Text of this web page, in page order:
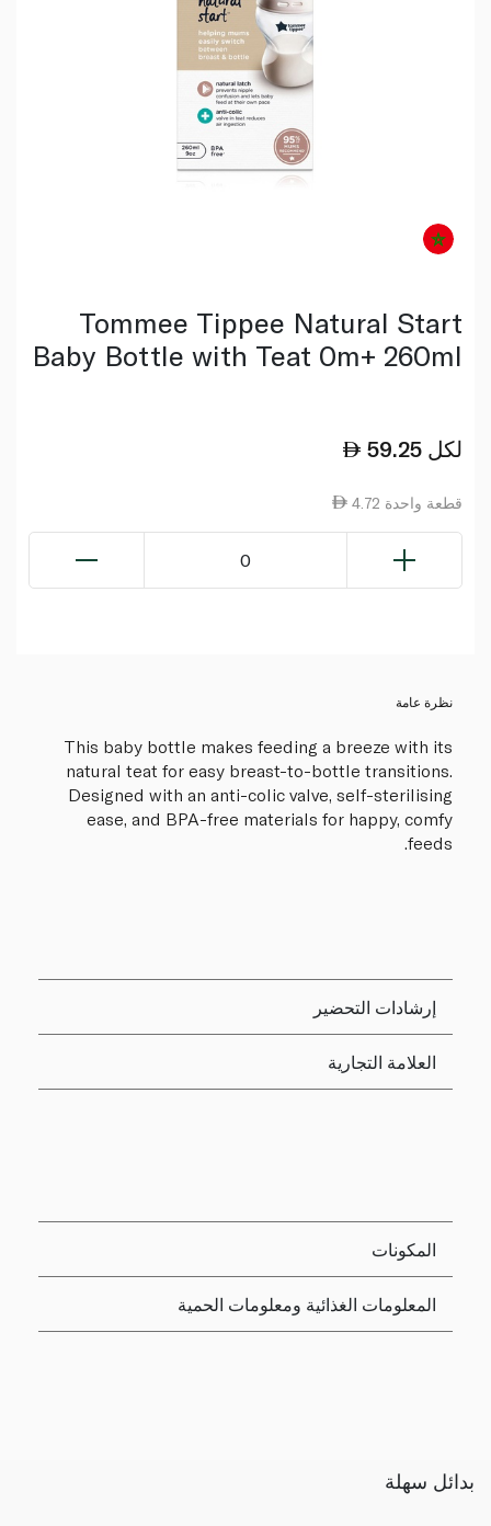
Tommee Tippee Natural Start
Baby Bottle with Teat 0m+ 260ml
59.25 لكل
4.72 قطعة واحدة
0
نظرة عامة
This baby bottle makes feeding a breeze with its
natural teat for easy breast-to-bottle transitions.
Designed with an anti-colic valve, self-sterilising
ease, and BPA-free materials for happy, comfy
feeds.
إرشادات التحضير
العلامة التجارية
المكونات
المعلومات الغذائية ومعلومات الحمية
بدائل سهلة